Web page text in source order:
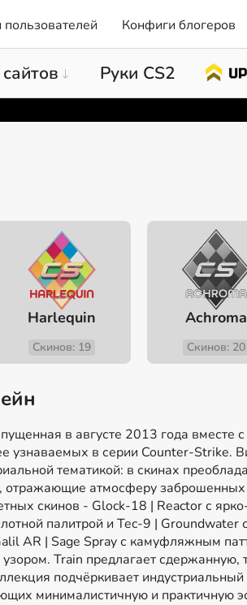
Конфиги блогеров
Руки CS2
Harlequin
Скинов: 19
Achroma
Скинов: 20
в августе 2013 года вместе
узнаваемых в серии Counter-Strike.
тематикой: в скинах
отражающие атмосферу
скинов - Glock-18 | Reactor с
палитрой и Tec-9 | Groundwater
AR | Sage Spray с камуфляжным
Train предлагает сдержанную,
подчёркивает
минималистичную и практичную